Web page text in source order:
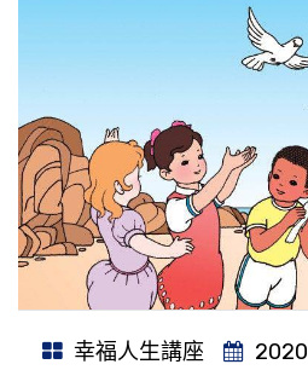
幸福人生講座